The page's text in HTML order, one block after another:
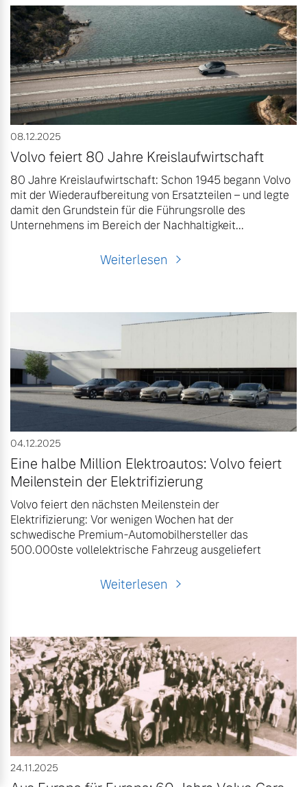
08.12.2025
Volvo feiert 80 Jahre Kreislaufwirtschaft
80 Jahre Kreislaufwirtschaft: Schon 1945 begann Volvo
mit der Wiederaufbereitung von Ersatzteilen – und legte
damit den Grundstein für die Führungsrolle des
Unternehmens im Bereich der Nachhaltigkeit...
Weiterlesen
04.12.2025
Eine halbe Million Elektroautos: Volvo feiert
Meilenstein der Elektrifizierung
Volvo feiert den nächsten Meilenstein der
Elektrifizierung: Vor wenigen Wochen hat der
schwedische Premium-Automobilhersteller das
500.000ste vollelektrische Fahrzeug ausgeliefert
Weiterlesen
24.11.2025